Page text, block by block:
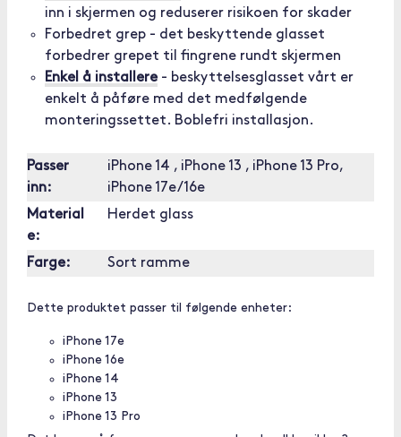
inn i skjermen og reduserer risikoen for skader
Forbedret grep - det beskyttende glasset
forbedrer grepet til fingrene rundt skjermen
Enkel å installere- beskyttelsesglasset vårt er
enkelt å påføre med det medfølgende
monteringssettet. Boblefri installasjon.
Passer
inn:
iPhone 14 , iPhone 13 , iPhone 13 Pro,
iPhone 17e/16e
Material
e:
Herdet glass
Farge: Sort ramme
Dette produktet passer til følgende enheter:
iPhone 17e
iPhone 16e
iPhone 14
iPhone 13
iPhone 13 Pro